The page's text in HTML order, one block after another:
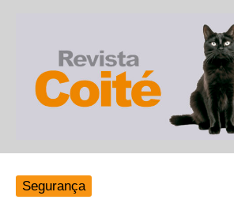
conteúdo
Segurança